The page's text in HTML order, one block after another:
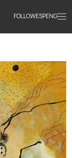
FOLLOWESPENG